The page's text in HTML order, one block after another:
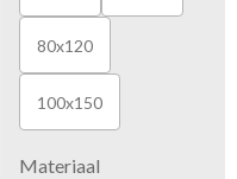
80x120
100x150
Materiaal